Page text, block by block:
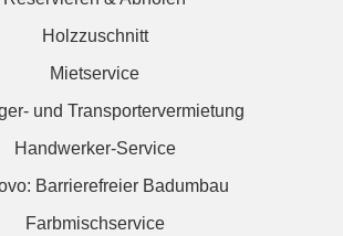
Holzzuschnitt
Mietservice
und Transportervermietung
Handwerker-Service
Barrierefreier Badumbau
Farbmischservice